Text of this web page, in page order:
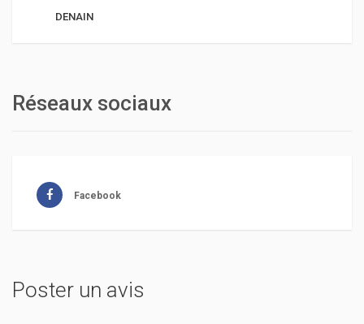
DENAIN
Réseaux sociaux
Facebook
Poster un avis